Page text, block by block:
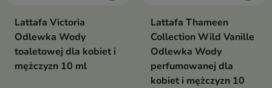
Lattafa Victoria
Odlewka Wody
toaletowej dla kobiet i
mężczyzn 10 ml
Lattafa Thameen
Collection Wild Vanille
Odlewka Wody
perfumowanej dla
kobiet i mężczyzn 10